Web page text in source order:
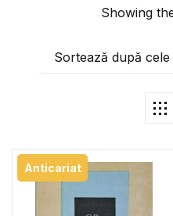
Showing
Sortează după
Anticariat